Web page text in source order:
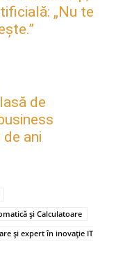
„Nu te
de
ani
și Calculatoare
și expert în inovație IT